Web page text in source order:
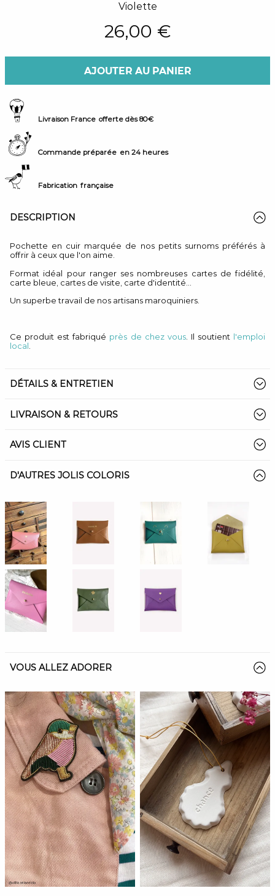
Violette
26,00 €
AJOUTER AU PANIER
Livraison France offerte dès 80€
Commande préparée en 24 heures
Fabrication française
DESCRIPTION
Pochette en cuir marquée de nos petits surnoms préférés à
offrir à ceux que l'on aime.
Format idéal pour ranger ses nombreuses cartes de fidélité,
carte bleue, cartes de visite, carte d'identité...
Un superbe travail de nos artisans maroquiniers.
Ce produit est fabriqué près de chez vous. Il soutient l'emploi
local
DÉTAILS & ENTRETIEN
LIVRAISON & RETOURS
AVIS CLIENT
D'AUTRES JOLIS COLORIS
VOUS ALLEZ ADORER